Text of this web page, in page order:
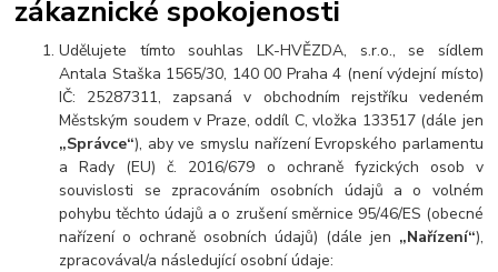
zákaznické spokojenosti
Udělujete tímto souhlas LK-HVĚZDA, s.r.o., se sídlem
Antala Staška 1565/30, 140 00 Praha 4 (není výdejní místo)
IČ: 25287311, zapsaná v obchodním rejstříku vedeném
Městským soudem v Praze, oddíl C, vložka 133517 (dále jen
„Správce“), aby ve smyslu nařízení Evropského parlamentu
a Rady (EU) č. 2016/679 o ochraně fyzických osob v
souvislosti se zpracováním osobních údajů a o volném
pohybu těchto údajů a o zrušení směrnice 95/46/ES (obecné
nařízení o ochraně osobních údajů) (dále jen „Nařízení“),
zpracovával/a následující osobní údaje: